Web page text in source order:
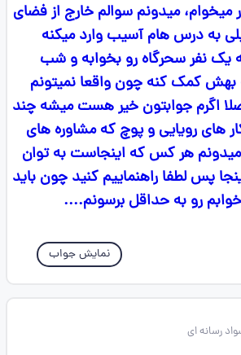
میخوام، میدونم سوالم خارج از فضای
به درس هام آسیب وارد میکنه
یک نفر سحرگاه رو بخوابه و شب
کمک کنه چون واقعا نمیتونم
اگرم جوابتون خیر هست میشه چند
های رویایی و پوچ که مشاوره های
هر کس که اینجاست به توان
پس لطفا راهنماییم کنید چون باید
نمایش جواب